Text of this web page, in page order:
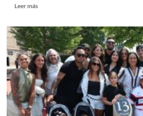
Leer másLeer
El
genoma
humano
se
completa
con
datos
para
detección